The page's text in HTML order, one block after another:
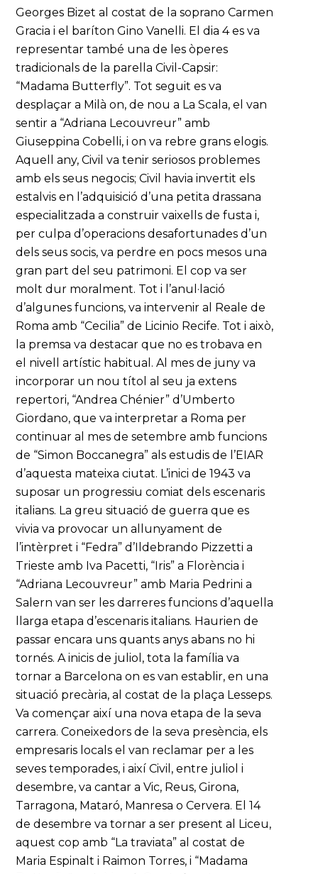
Georges Bizet al costat de la soprano Carmen
Gracia i el baríton Gino Vanelli. El dia 4 es va
representar també una de les òperes
tradicionals de la parella Civil-Capsir:
“Madama Butterfly”. Tot seguit es va
desplaçar a Milà on, de nou a La Scala, el van
sentir a “Adriana Lecouvreur” amb
Giuseppina Cobelli, i on va rebre grans elogis.
Aquell any, Civil va tenir seriosos problemes
amb els seus negocis; Civil havia invertit els
estalvis en l’adquisició d’una petita drassana
especialitzada a construir vaixells de fusta i,
per culpa d’operacions desafortunades d’un
dels seus socis, va perdre en pocs mesos una
gran part del seu patrimoni. El cop va ser
molt dur moralment. Tot i l’anul·lació
d’algunes funcions, va intervenir al Reale de
Roma amb “Cecilia” de Licinio Recife. Tot i això,
la premsa va destacar que no es trobava en
el nivell artístic habitual. Al mes de juny va
incorporar un nou títol al seu ja extens
repertori, “Andrea Chénier” d’Umberto
Giordano, que va interpretar a Roma per
continuar al mes de setembre amb funcions
de “Simon Boccanegra” als estudis de l’EIAR
d’aquesta mateixa ciutat. L’inici de 1943 va
suposar un progressiu comiat dels escenaris
italians. La greu situació de guerra que es
vivia va provocar un allunyament de
l’intèrpret i “Fedra” d’Ildebrando Pizzetti a
Trieste amb Iva Pacetti, “Iris” a Florència i
“Adriana Lecouvreur” amb Maria Pedrini a
Salern van ser les darreres funcions d’aquella
llarga etapa d’escenaris italians. Haurien de
passar encara uns quants anys abans no hi
tornés. A inicis de juliol, tota la família va
tornar a Barcelona on es van establir, en una
situació precària, al costat de la plaça Lesseps.
Va començar així una nova etapa de la seva
carrera. Coneixedors de la seva presència, els
empresaris locals el van reclamar per a les
seves temporades, i així Civil, entre juliol i
desembre, va cantar a Vic, Reus, Girona,
Tarragona, Mataró, Manresa o Cervera. El 14
de desembre va tornar a ser present al Liceu,
aquest cop amb “La traviata” al costat de
Maria Espinalt i Raimon Torres, i “Madama